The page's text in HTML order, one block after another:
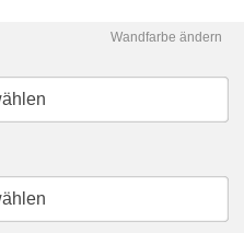
Wandfarbe ändern